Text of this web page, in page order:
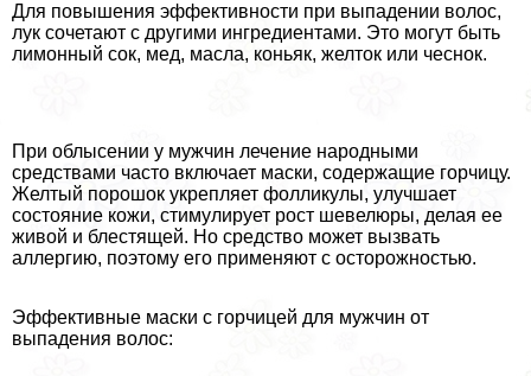
Для повышения эффективности при выпадении волос,
лук сочетают с другими ингредиентами. Это могут быть
лимонный сок, мед, масла, коньяк, желток или чеснок.
При облысении у мужчин лечение народными
средствами часто включает маски, содержащие горчицу.
Желтый порошок укрепляет фолликулы, улучшает
состояние кожи, стимулирует рост шевелюры, делая ее
живой и блестящей. Но средство может вызвать
аллергию, поэтому его применяют с осторожностью.
Эффективные маски с горчицей для мужчин от
выпадения волос: